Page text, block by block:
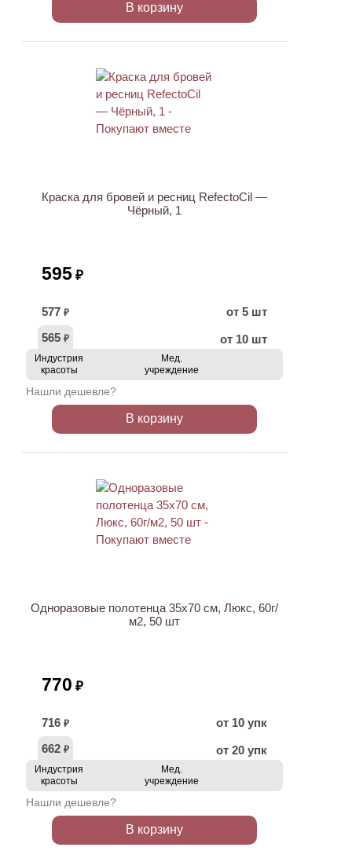
В корзину
Краска для бровей и ресниц RefectoCil —
Чёрный, 1
595 ₽
577 ₽
от 5 шт
565 ₽ от 10 шт
Индустрия
красоты
Мед.
учреждение
Нашли дешевле?
В корзину
Одноразовые полотенца 35х70 см, Люкс, 60г/
м2, 50 шт
770 ₽
716 ₽
от 10 упк
662 ₽ от 20 упк
Индустрия
красоты
Мед.
учреждение
Нашли дешевле?
В корзину